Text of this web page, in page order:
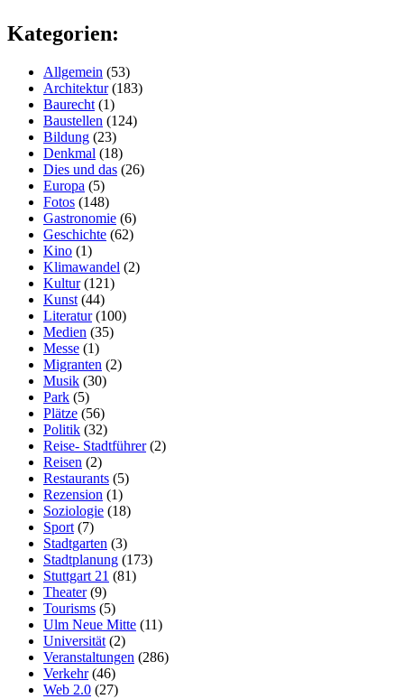
Kategorien:
Allgemein (53)
Architektur(183)
Baurecht (1)
Baustellen (124)
Bildung (23)
Denkmal (18)
Dies und das (26)
Europa (5)
Fotos (148)
Gastronomie (6)
Geschichte (62)
Kino (1)
Klimawandel (2)
Kultur(121)
Kunst (44)
Literatur(100)
Medien (35)
Messe (1)
Migranten (2)
Musik (30)
Park (5)
Plätze (56)
Politik (32)
Reise- Stadtführer(2)
Reisen (2)
Restaurants (5)
Rezension (1)
Soziologie (18)
Sport (7)
Stadtgarten (3)
Stadtplanung (173)
Stuttgart 21 (81)
Theater(9)
Tourisms (5)
Ulm Neue Mitte (11)
Universität (2)
Veranstaltungen (286)
Verkehr(46)
Web 2.0 (27)